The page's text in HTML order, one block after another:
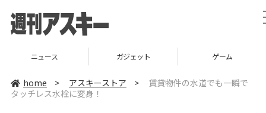
ニュース ガジェット ゲーム
home > アスキーストア >
賃貸物件の水道でも一瞬で
タッチレス水栓に変身！